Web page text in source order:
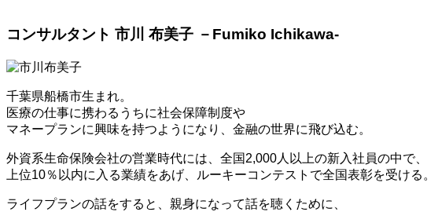
コンサルタント 市川 布美子 －Fumiko Ichikawa-
千葉県船橋市生まれ。
医療の仕事に携わるうちに社会保障制度や
マネープランに興味を持つようになり、金融の世界に飛び込む。
外資系生命保険会社の営業時代には、全国2,000人以上の新入社員の中で、
上位10％以内に入る業績をあげ、ルーキーコンテストで全国表彰を受ける。
ライフプランの話をすると、親身になって話を聴くために、